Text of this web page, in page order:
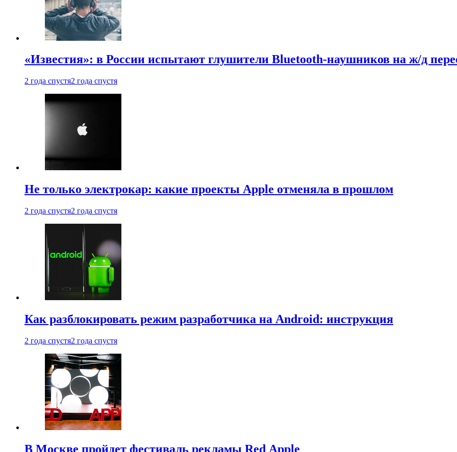
«Известия»: в России испытают глушители Bluetooth-наушников на ж/д
2 года спустя2 года спустя
Не только электрокар: какие проекты Apple отменяла в прошлом
2 года спустя2 года спустя
Как разблокировать режим разработчика на Android: инструкция
2 года спустя2 года спустя
В Москве пройдет фестиваль рекламы Red Apple